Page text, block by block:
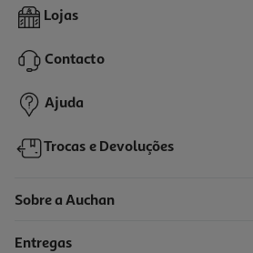
Auriculares Half In Ear Qilive 600188049
12,99 €
Lojas
Contacto
Ajuda
Trocas e Devoluções
Sobre a Auchan
Entregas